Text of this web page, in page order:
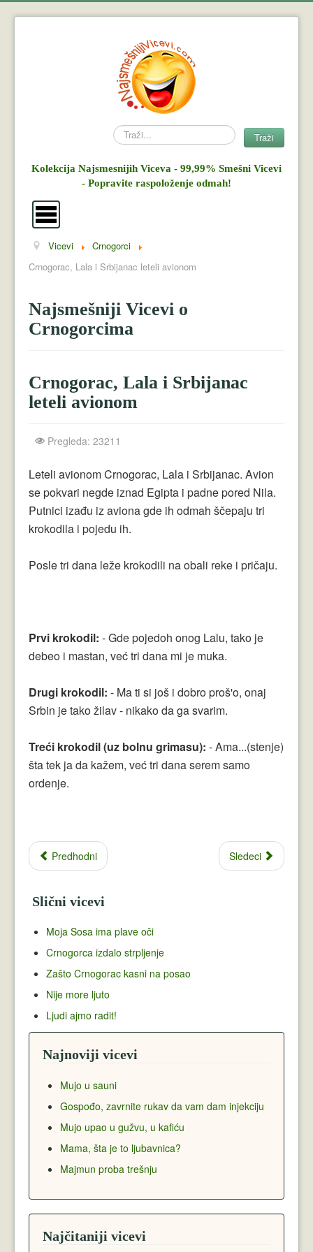
Search Traži
Kolekcija Najsmesnijih Viceva - 99,99% Smešni Vicevi
- Popravite raspoloženje odmah!
Vicevi
Crnogorci
Plavuše
Vicevi Dana
Najbolji Vicevi
Vicevi
Crnogorci
Crnogorac, Lala i Srbijanac leteli avionom
Najsmešniji Vicevi o
Crnogorcima
Crnogorac, Lala i Srbijanac
leteli avionom
Pregleda: 23211
Leteli avionom Crnogorac, Lala i Srbijanac. Avion
se pokvari negde iznad Egipta i padne pored Nila.
Putnici izađu iz aviona gde ih odmah ščepaju tri
krokodila i pojedu ih.
Posle tri dana leže krokodili na obali reke i pričaju.
Prvi krokodil: - Gde pojedoh onog Lalu, tako je
debeo i mastan, već tri dana mi je muka.
Drugi krokodil: - Ma ti si još i dobro proš'o, onaj
Srbin je tako žilav - nikako da ga svarim.
Treći krokodil (uz bolnu grimasu): - Ama...(stenje)
šta tek ja da kažem, već tri dana serem samo
ordenje.
Predhodni Sledeci
Slični vicevi
Moja Sosa ima plave oči
Crnogorca izdalo strpljenje
Zašto Crnogorac kasni na posao
Nije more ljuto
Ljudi ajmo radit!
Najnoviji vicevi
Mujo u sauni
Gospođo, zavrnite rukav da vam dam injekciju
Mujo upao u gužvu, u kafiću
Mama, šta je to ljubavnica?
Majmun proba trešnju
Najčitaniji vicevi